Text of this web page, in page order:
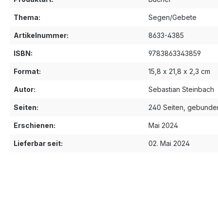
Thema: Segen/Gebete
Artikelnummer: 8633-4385
ISBN: 9783863343859
Format: 15,8 x 21,8 x 2,3 cm
Autor: Sebastian Steinbach
Seiten: 240 Seiten,
Erschienen: Mai 2024
Lieferbar seit: 02. Mai 2024